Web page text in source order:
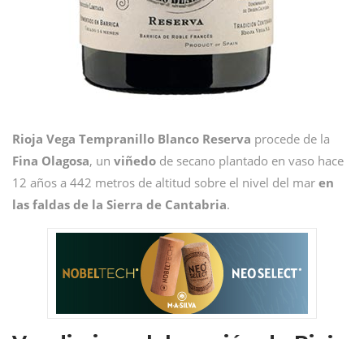
Rioja Vega Tempranillo Blanco Reserva procede de la
Fina Olagosa, un viñedo de secano plantado en vaso hace
12 años a 442 metros de altitud sobre el nivel del mar en
las faldas de la Sierra de Cantabria.